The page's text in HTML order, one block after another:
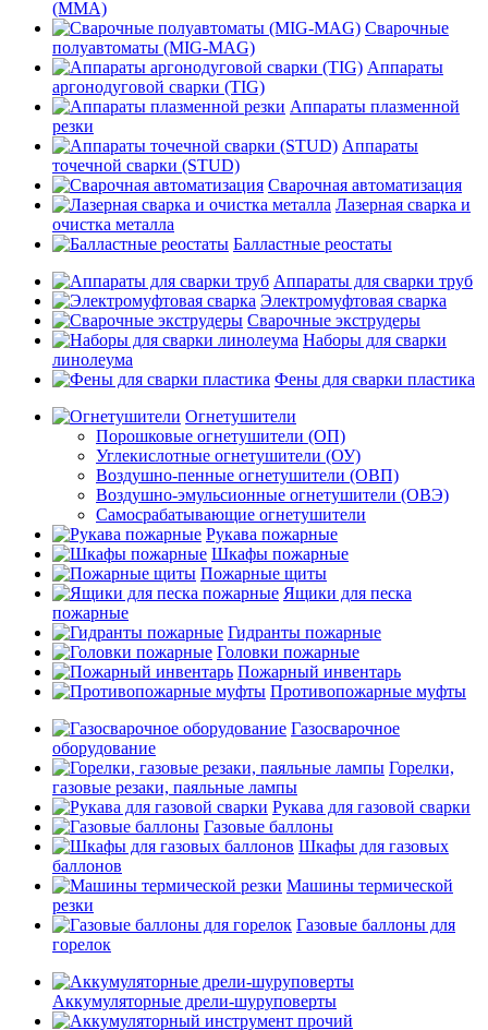
(MMA)
Сварочные
полуавтоматы (MIG-MAG)
Аппараты
аргонодуговой сварки (TIG)
Аппараты плазменной
резки
Аппараты
точечной сварки (STUD)
Сварочная автоматизация
Лазерная сварка и
очистка металла
Балластные реостаты
Аппараты для сварки труб
Электромуфтовая сварка
Сварочные экструдеры
Наборы для сварки
линолеума
Фены для сварки пластика
Огнетушители
Порошковые огнетушители (ОП)
Углекислотные огнетушители (ОУ)
Воздушно-пенные огнетушители (ОВП)
Воздушно-эмульсионные огнетушители (ОВЭ)
Самосрабатывающие огнетушители
Рукава пожарные
Шкафы пожарные
Пожарные щиты
Ящики для песка
пожарные
Гидранты пожарные
Головки пожарные
Пожарный инвентарь
Противопожарные муфты
Газосварочное
оборудование
Горелки,
газовые резаки, паяльные лампы
Рукава для газовой сварки
Газовые баллоны
Шкафы для газовых
баллонов
Машины термической
резки
Газовые баллоны для
горелок
Аккумуляторные дрели-шуруповерты